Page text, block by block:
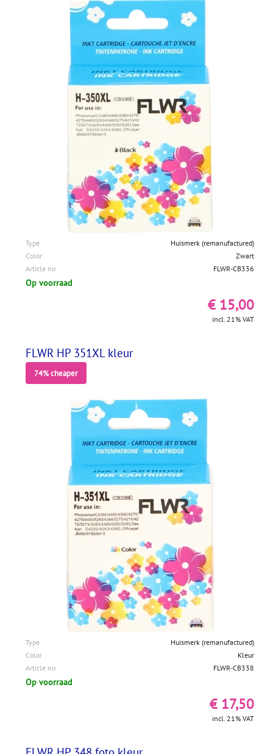
Type
Huismerk (remanufactured)
Color
Zwart
Article no
FLWR-CB336
Op voorraad
€ 15,00
incl. 21% VAT
FLWR HP 351XL kleur
74% cheaper
Type
Huismerk (remanufactured)
Color
Kleur
Article no
FLWR-CB338
Op voorraad
€ 17,50
incl. 21% VAT